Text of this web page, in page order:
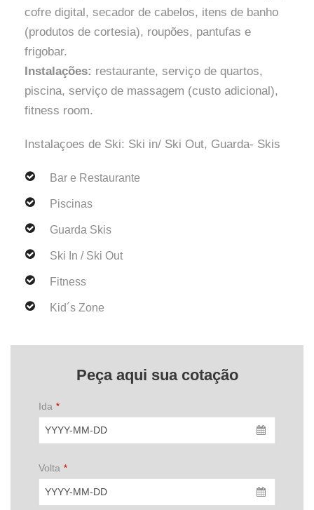
cofre digital, secador de cabelos, itens de banho
(produtos de cortesia), roupões, pantufas e
frigobar.
Instalações: restaurante, serviço de quartos,
piscina, serviço de massagem (custo adicional),
fitness room.
Instalaçoes de Ski: Ski in/ Ski Out, Guarda- Skis
Bar e Restaurante
Piscinas
Guarda Skis
Ski In / Ski Out
Fitness
Kid´s Zone
Peça aqui sua cotação
Ida *
Volta *